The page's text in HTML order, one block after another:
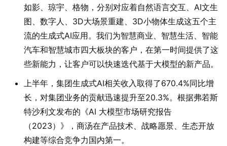
如影、琼宇、格物，分别对应着自然语言交互、AI文生
图、数字人、3D大场景重建、3D小物体生成这五个主
流的生成式AI应用。我们为智慧商业、智慧生活、智能
汽车和智慧城市四大板块的客户，在第一时间提供了这
些新能力，让客户可以快速迭代基于大模型的新产品。
上半年，集团生成式AI相关收入取得了670.4%同比增
长，对集团业务的贡献迅速提升至20.3%。根据弗若斯
特沙利文发布的《AI 大模型市场研究报告
（2023）》，商汤在产品技术、战略愿景、生态开放
构建等综合竞争力国内第一。